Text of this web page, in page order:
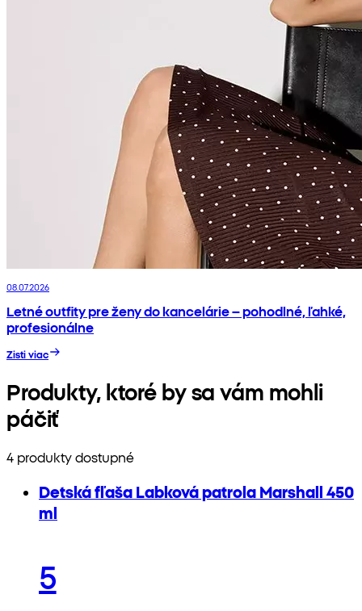
08.07.2026
Letné outfity pre ženy do kancelárie – pohodlné, ľahké,
profesionálne
Zisti viac
Produkty, ktoré by sa vám mohli
páčiť
4 produkty dostupné
Detská fľaša Labková patrola Marshall 450
ml
5